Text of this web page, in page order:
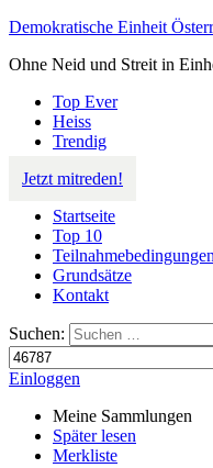
Demokratische Einheit
Ohne Neid und Streit in
Top Ever
Heiss
Trendig
Jetzt mitreden!
Startseite
Top 10
Teilnahmebedingungen
Grundsätze
Kontakt
Suchen:
Einloggen
Meine Sammlungen
Später lesen
Merkliste